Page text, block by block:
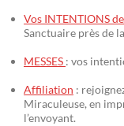
Vos INTENTIONS
Sanctuaire près de
MESSES : vos
Affiliation :
Miraculeuse, en
l’envoyant.